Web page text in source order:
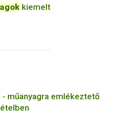
kiemelt
műanyagra emlékeztető